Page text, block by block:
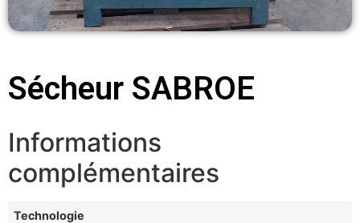
Sécheur SABROE
Informations
complémentaires
Technologie